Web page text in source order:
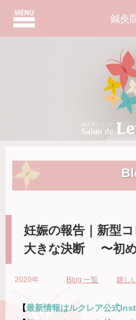
鍼灸
妊娠の報告｜新型
大きな決断 〜初
2020年 Blog 一覧 嬉し
【最新情報はルクレア公式